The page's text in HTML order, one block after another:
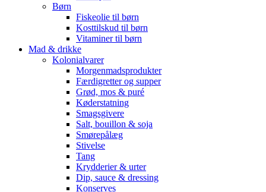
Børn
Fiskeolie til børn
Kosttilskud til børn
Vitaminer til børn
Mad & drikke
Kolonialvarer
Morgenmadsprodukter
Færdigretter og supper
Grød, mos & puré
Køderstatning
Smagsgivere
Salt, bouillon & soja
Smørepålæg
Stivelse
Tang
Krydderier & urter
Dip, sauce & dressing
Konserves